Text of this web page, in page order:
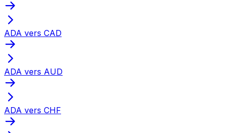
ADA vers CAD
ADA vers AUD
ADA vers CHF